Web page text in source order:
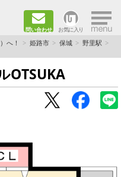
問い合わせ お気に入り ×
へ！ 姫路市 保城
野里駅
OTSUKA